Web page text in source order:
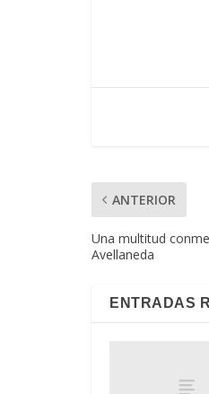
ANTERIOR
Una multitud
Avellaneda
ENTRADAS